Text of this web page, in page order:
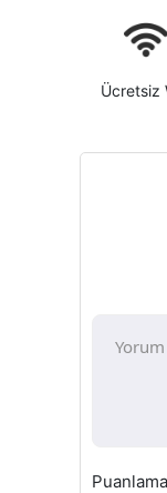
Ücretsiz